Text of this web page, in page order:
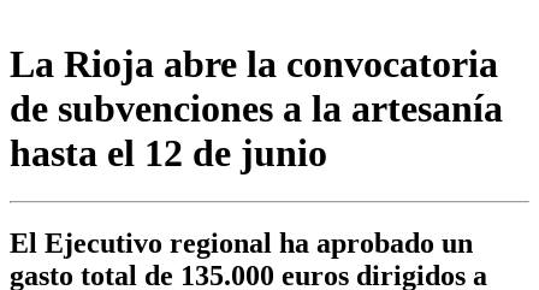
La Rioja abre la convocatoria
de subvenciones a la artesanía
hasta el 12 de junio
El Ejecutivo regional ha aprobado un
gasto total de 135.000 euros dirigidos a